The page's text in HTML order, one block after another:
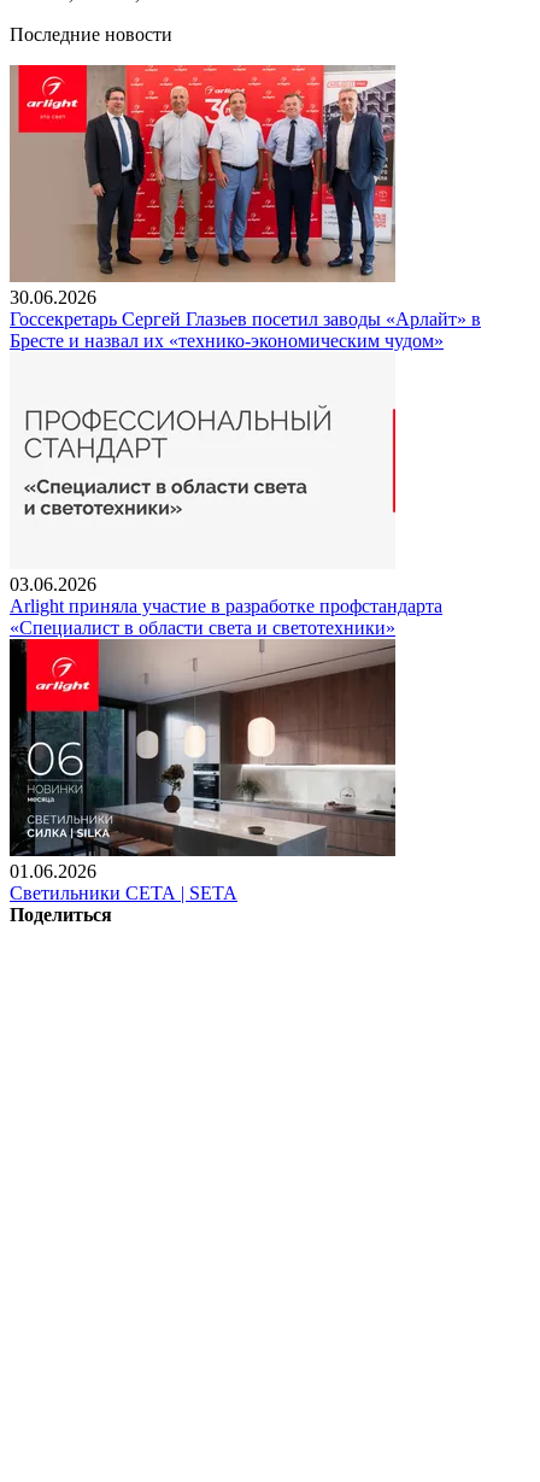
Последние новости
30.06.2026
Госсекретарь Сергей Глазьев посетил заводы «Арлайт» в
Бресте и назвал их «технико-экономическим чудом»
03.06.2026
Arlight приняла участие в разработке профстандарта
«Специалист в области света и светотехники»
01.06.2026
Светильники СЕТА | SETA
Поделиться